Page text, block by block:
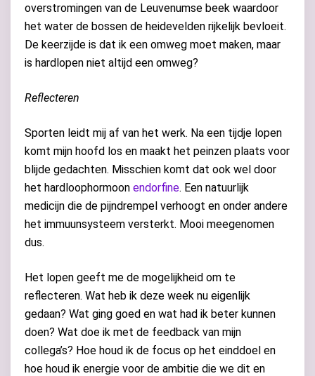
overstromingen van de Leuvenumse beek waardoor
het water de bossen de heidevelden rijkelijk bevloeit.
De keerzijde is dat ik een omweg moet maken, maar
is hardlopen niet altijd een omweg?
Reflecteren
Sporten leidt mij af van het werk. Na een tijdje lopen
komt mijn hoofd los en maakt het peinzen plaats voor
blijde gedachten. Misschien komt dat ook wel door
het hardloophormoon endorfine. Een natuurlijk
medicijn die de pijndrempel verhoogt en onder andere
het immuunsysteem versterkt. Mooi meegenomen
dus.
Het lopen geeft me de mogelijkheid om te
reflecteren. Wat heb ik deze week nu eigenlijk
gedaan? Wat ging goed en wat had ik beter kunnen
doen? Wat doe ik met de feedback van mijn
collega’s? Hoe houd ik de focus op het einddoel en
hoe houd ik energie voor de ambitie die we dit en